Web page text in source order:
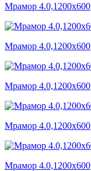
Мрамор 4.0,1200x600
Мрамор 4.0,1200x600
Мрамор 4.0,1200x600
Мрамор 4.0,1200x600
Мрамор 4.0,1200x600